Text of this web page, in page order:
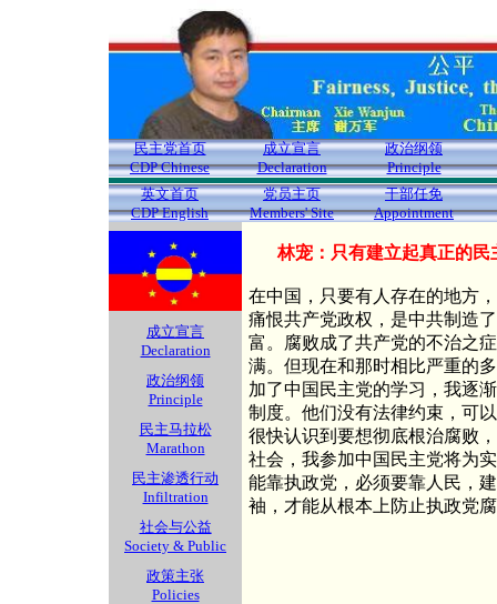
民主党首页
CDP Chinese
成立宣言
Declaration
政治纲领
Principle
英文首页
CDP English
党员主页
Members' Site
干部任免
Appointment
成立宣言
Declaration
政治纲领
Principle
民主马拉松
Marathon
民主渗透行动
Infiltration
社会与公益
Society & Public
政策主张
Policies
林宠：只有建立起真正的
在中国，只要有人存在的地方
痛恨共产党政权，是中共制造
富。腐败成了共产党的不治之
满。但现在和那时相比严重的
加了中国民主党的学习，我逐
制度。他们没有法律约束，可
很快认识到要想彻底根治腐败
社会，我参加中国民主党将为
能靠执政党，必须要靠人民，
袖，才能从根本上防止执政党